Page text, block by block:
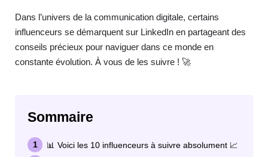
Dans l’univers de la communication digitale, certains
influenceurs se démarquent sur LinkedIn en partageant des
conseils précieux pour naviguer dans ce monde en
constante évolution. À vous de les suivre ! 🚀
Sommaire
📊 Voici les 10 influenceurs à suivre absolument 📈